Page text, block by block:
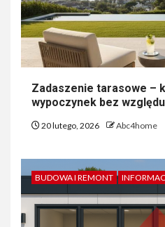
Zadaszenie tarasowe –
wypoczynek bez
20 lutego, 2026 Abc4home
BUDOWA I REMONT